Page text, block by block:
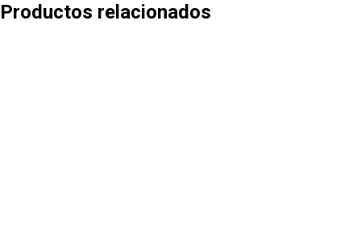
Productos relacionados